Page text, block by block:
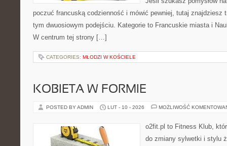
poczuć francuską codzienność i mówić pewniej, tutaj znajdziesz
tym dwuosiowym podejściu. Kategorie to Francuskie miasta i
W centrum tej strony […]
CATEGORIES: MŁODZI W KOŚCIELE
KOBIETA W FORMIE
POSTED BY ADMIN LUT - 10 - 2026 MOŻLIWOŚĆ
o2fit.pl to Fitness Klub,
do zmiany sylwetki i stylu